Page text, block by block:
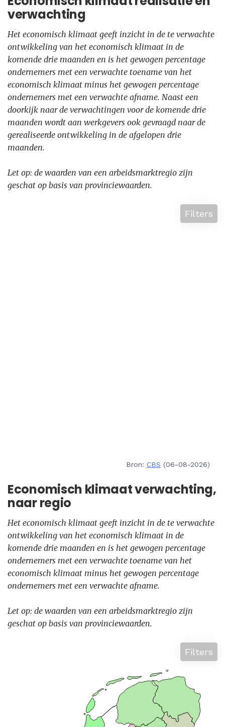
verwachting
Het economisch klimaat geeft inzicht in de te verwachte
ontwikkeling van het economisch klimaat in de
komende drie maanden en is het gewogen percentage
ondernemers met een verwachte toename van het
economisch klimaat minus het gewogen percentage
ondernemers met een verwachte afname. Naast een
doorkijk naar de verwachtingen voor de komende drie
maanden wordt aan werkgevers ook gevraagd naar de
gerealiseerde ontwikkeling in de afgelopen drie
maanden.
Let op: de waarden van een arbeidsmarktregio zijn
geschat op basis van provinciewaarden.
Filters
Bron: CBS (06-08-2026)
Economisch klimaat verwachting,
naar regio
Het economisch klimaat geeft inzicht in de te verwachte
ontwikkeling van het economisch klimaat in de
komende drie maanden en is het gewogen percentage
ondernemers met een verwachte toename van het
economisch klimaat minus het gewogen percentage
ondernemers met een verwachte afname.
Let op: de waarden van een arbeidsmarktregio zijn
geschat op basis van provinciewaarden.
Filters